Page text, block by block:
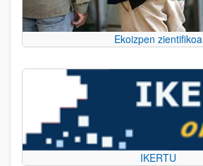
Ekoizpen zientifikoa
IKERTU